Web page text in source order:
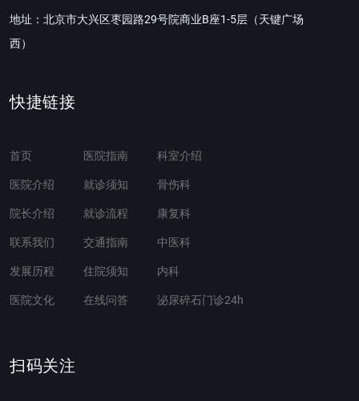
地址：北京市大兴区枣园路29号院商业B座1-5层（天键广场
西）
快捷链接
首页
医院介绍
院长介绍
联系我们
发展历程
医院文化
医院指南
就诊须知
就诊流程
交通指南
住院须知
在线问答
科室介绍
骨伤科
康复科
中医科
内科
泌尿碎石门诊24h
扫码关注